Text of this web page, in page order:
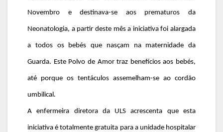
Novembro e destinava-se aos prematuros da
Neonatologia, a partir deste mês a iniciativa foi alargada
a todos os bebés que nasçam na maternidade da
Guarda. Este Polvo de Amor traz benefícios aos bebés,
até porque os tentáculos assemelham-se ao cordão
umbilical.
A enfermeira diretora da ULS acrescenta que esta
iniciativa é totalmente gratuita para a unidade hospitalar